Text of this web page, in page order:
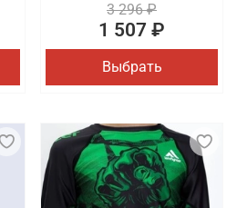
3 296 ₽
1 507 ₽
Выбрать